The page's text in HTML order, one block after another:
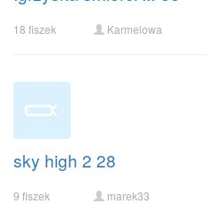
18 fiszek Karmelowa
sky high 2 28
9 fiszek marek33